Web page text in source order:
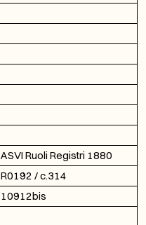
ASVI Ruoli Registri 1880
R0192 / c.314
10912bis